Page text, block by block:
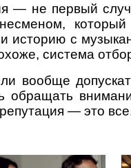
— не первый
историю с
система
вообще
обращать
— это